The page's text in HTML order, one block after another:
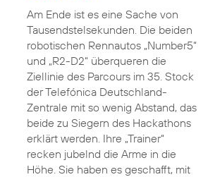
Am Ende ist es eine Sache von
Tausendstelsekunden. Die beiden
robotischen Rennautos „Number5“
und „R2-D2“ überqueren die
Ziellinie des Parcours im 35. Stock
der Telefónica Deutschland-
Zentrale mit so wenig Abstand, das
beide zu Siegern des Hackathons
erklärt werden. Ihre „Trainer“
recken jubelnd die Arme in die
Höhe. Sie haben es geschafft, mit